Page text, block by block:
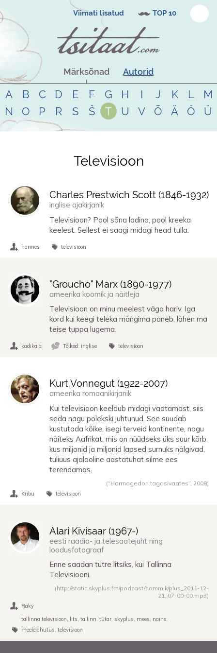
Viimati lisatud TOP 10
Märksõnad Autorid
A B C D E F G H I J K L
M
N
O P R S Š T U V Õ Ä Ö Ü
Tsitaadid teemal televisioon
Televisioon
Charles Prestwich Scott (1846-1932)
inglise ajakirjanik
Televisioon? Pool sõna ladina, pool kreeka
keelest. Sellest ei saagi midagi head tulla.
hannes televisioon
"Groucho" Marx (1890-1977)
ameerika koomik ja näitleja
Televisioon on minu meelest väga hariv. Iga
kord kui keegi teleka mängima paneb, lähen ma
teise tuppa lugema.
kadikala Tõlked: inglise televisioon
Kurt Vonnegut (1922-2007)
ameerika romaanikirjanik
Kui televisioon keeldub midagi vaatamast, siis
seda nagu polekski juhtunud. See suudab
kustutada kõike, isegi terveid kontinente, nagu
näiteks Aafrikat, mis on nüüdseks üks suur kõrb,
kus miljonid ja miljonid lapsed surnuks nälgivad,
tuliuus ajalooline aastatuhat silme ees
terendamas.
(“Harmagedon tagasivaates”, 2008)
Kribu televisioon
Alari Kivisaar (1967-)
eesti raadio- ja telesaatejuht ning
loodusfotograaf
Enne saadan tütre litsiks, kui Tallinna
Televisiooni.
(http://static.skyplus.fm/podcast/hommik/plus_2011-12-
21_07-00-00.mp3)
Raky
tallinna televisioon
lits tallinn tütar skyplus mees naine
meelelahutus televisioon